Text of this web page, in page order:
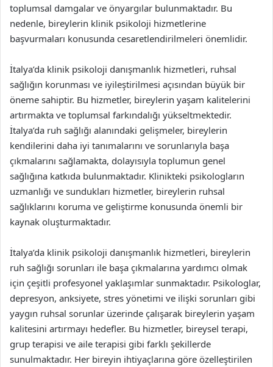
toplumsal damgalar ve önyargılar bulunmaktadır. Bu
nedenle, bireylerin klinik psikoloji hizmetlerine
başvurmaları konusunda cesaretlendirilmeleri önemlidir.
İtalya’da klinik psikoloji danışmanlık hizmetleri, ruhsal
sağlığın korunması ve iyileştirilmesi açısından büyük bir
öneme sahiptir. Bu hizmetler, bireylerin yaşam kalitelerini
artırmakta ve toplumsal farkındalığı yükseltmektedir.
İtalya’da ruh sağlığı alanındaki gelişmeler, bireylerin
kendilerini daha iyi tanımalarını ve sorunlarıyla başa
çıkmalarını sağlamakta, dolayısıyla toplumun genel
sağlığına katkıda bulunmaktadır. Klinikteki psikologların
uzmanlığı ve sundukları hizmetler, bireylerin ruhsal
sağlıklarını koruma ve geliştirme konusunda önemli bir
kaynak oluşturmaktadır.
İtalya’da klinik psikoloji danışmanlık hizmetleri, bireylerin
ruh sağlığı sorunları ile başa çıkmalarına yardımcı olmak
için çeşitli profesyonel yaklaşımlar sunmaktadır. Psikologlar,
depresyon, anksiyete, stres yönetimi ve ilişki sorunları gibi
yaygın ruhsal sorunlar üzerinde çalışarak bireylerin yaşam
kalitesini artırmayı hedefler. Bu hizmetler, bireysel terapi,
grup terapisi ve aile terapisi gibi farklı şekillerde
sunulmaktadır. Her bireyin ihtiyaçlarına göre özelleştirilen